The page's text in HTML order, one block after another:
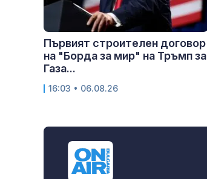
Първият строителен договор
на "Борда за мир" на Тръмп за
Газа...
16:03 • 06.08.26